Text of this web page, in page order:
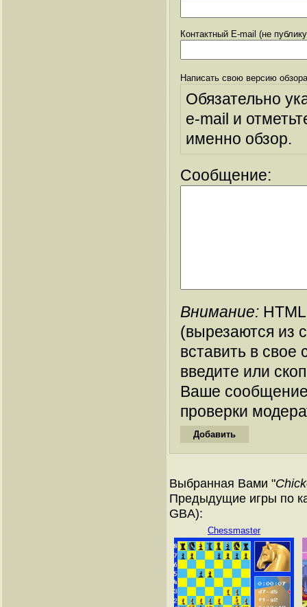
Контактный E-mail (не
Написать свою версию
Обязательно
e-mail и
именно обзор.
Сообщение:
Внимание:
(вырезаются из
вставить в
введите или
Ваше
проверки
Выбранная Вами "
Предыдущие игры по
GBA):
Chessmaster